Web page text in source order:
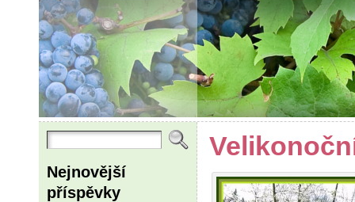
Nejnovější
příspěvky